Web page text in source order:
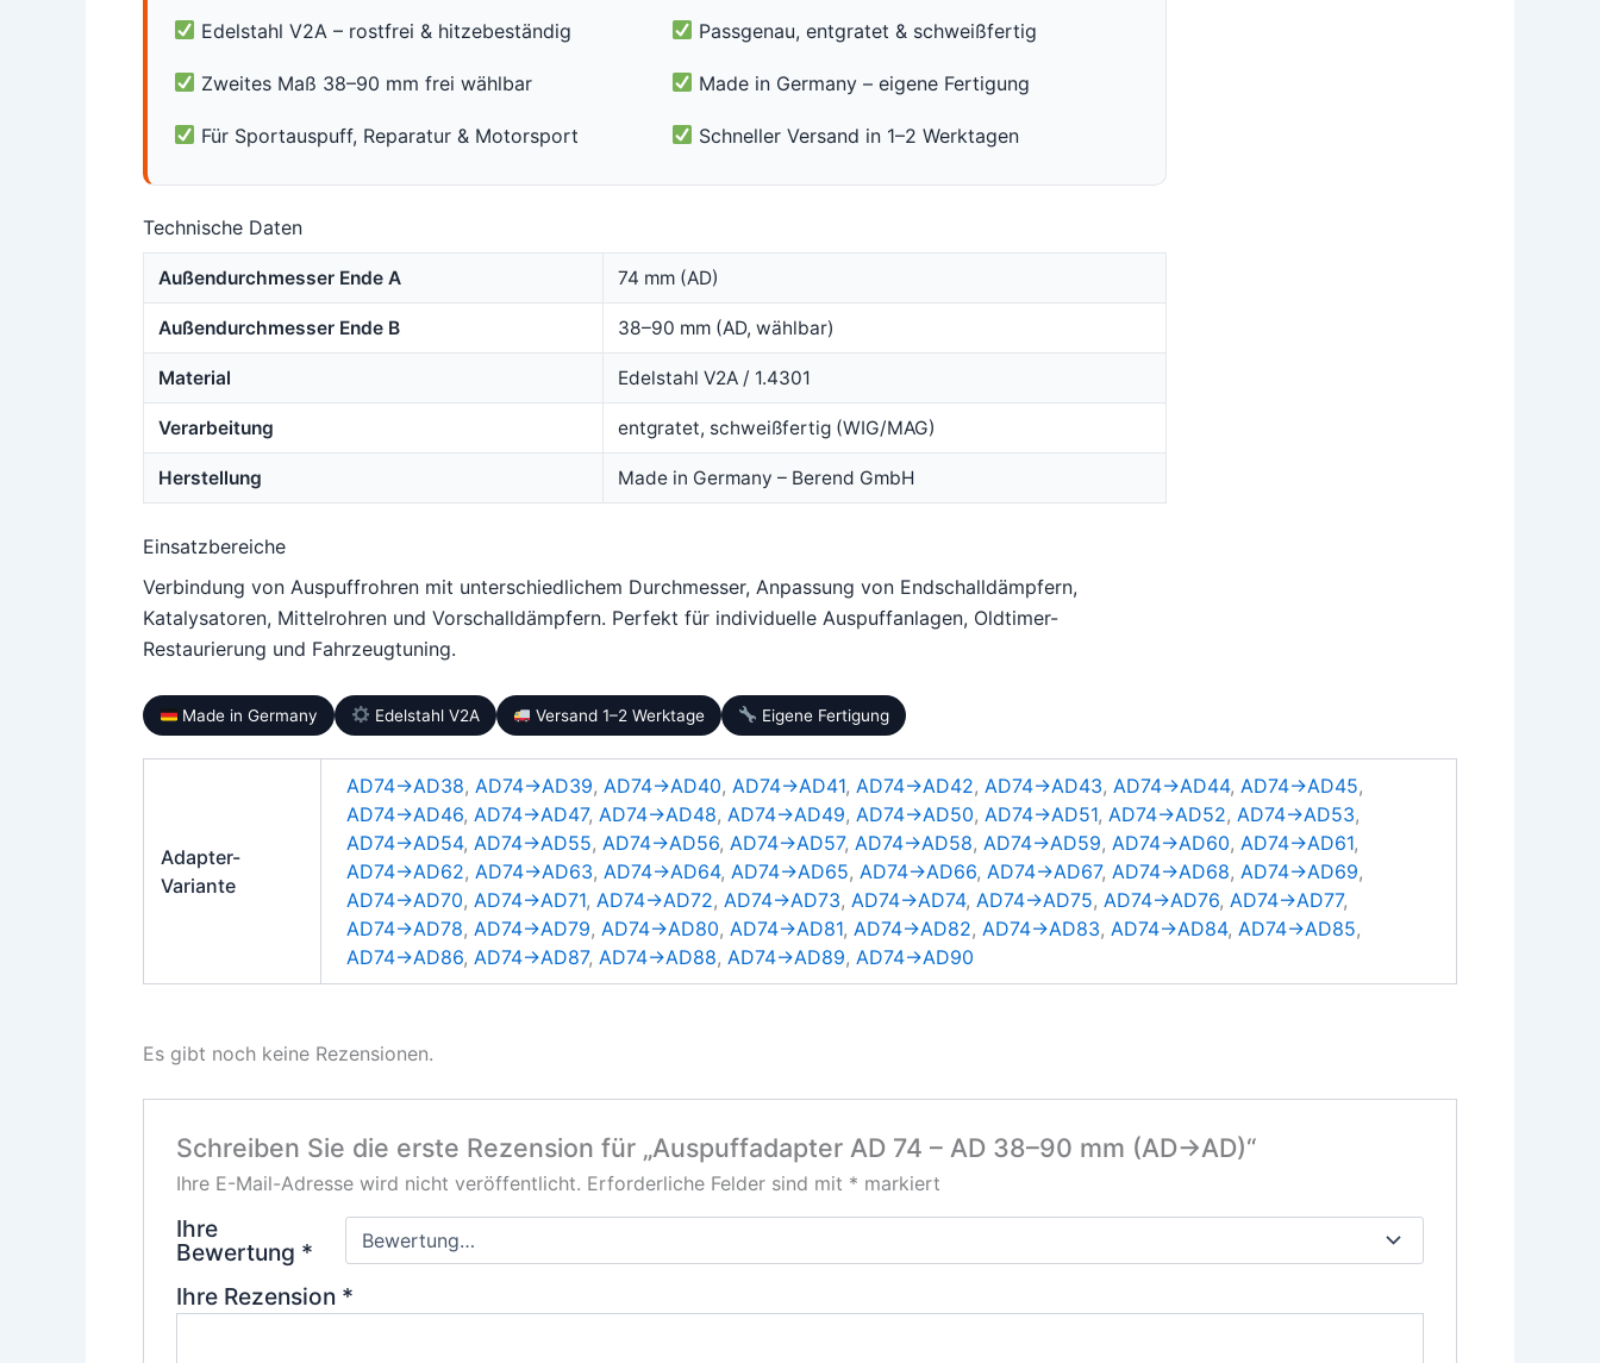
Edelstahl V2A – rostfrei & hitzebeständig
Passgenau, entgratet & schweißfertig
Zweites Maß 38–90 mm frei wählbar Made in Germany – eigene Fertigung
Für Sportauspuff, Reparatur & Motorsport Schneller Versand in 1–2 Werktagen
Technische Daten
Außendurchmesser Ende A 74 mm (AD)
Außendurchmesser Ende B 38–90 mm (AD, wählbar)
Material Edelstahl V2A / 1.4301
Verarbeitung entgratet, schweißfertig (WIG/MAG)
Herstellung Made in Germany – Berend GmbH
Einsatzbereiche
Verbindung von Auspuffrohren mit unterschiedlichem Durchmesser, Anpassung von Endschalldämpfern,
Katalysatoren, Mittelrohren und Vorschalldämpfern. Perfekt für individuelle Auspuffanlagen, Oldtimer-
Restaurierung und Fahrzeugtuning.
Made in Germany Edelstahl V2A Versand 1–2 Werktage Eigene Fertigung
Adapter-
Variante
AD74→AD38, AD74→AD39, AD74→AD40, AD74→AD41, AD74→AD42, AD74→AD43, AD74→AD44, AD74→AD45,
AD74→AD46, AD74→AD47, AD74→AD48, AD74→AD49, AD74→AD50, AD74→AD51, AD74→AD52, AD74→AD53,
AD74→AD54, AD74→AD55, AD74→AD56, AD74→AD57, AD74→AD58, AD74→AD59, AD74→AD60, AD74→AD61,
AD74→AD62, AD74→AD63, AD74→AD64, AD74→AD65, AD74→AD66, AD74→AD67, AD74→AD68, AD74→AD69,
AD74→AD70, AD74→AD71, AD74→AD72, AD74→AD73, AD74→AD74, AD74→AD75, AD74→AD76, AD74→AD77,
AD74→AD78, AD74→AD79, AD74→AD80, AD74→AD81, AD74→AD82, AD74→AD83, AD74→AD84, AD74→AD85,
AD74→AD86, AD74→AD87, AD74→AD88, AD74→AD89, AD74→AD90
Es gibt noch keine Rezensionen.
Schreiben Sie die erste Rezension für „Auspuffadapter AD 74 – AD 38–90 mm (AD→AD)“
Ihre E-Mail-Adresse wird nicht veröffentlicht. Erforderliche Felder sind mit * markiert
Ihre
Bewertung *
Ihre Rezension *